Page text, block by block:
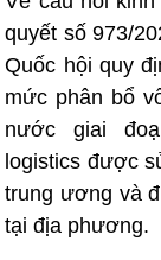
quyết số 973/
Quốc hội quy
mức phân bổ
nước giai
logistics được
trung ương và
tại địa phương.